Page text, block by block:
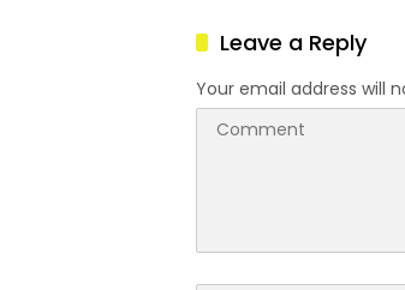
Leave a Reply
Your email address will